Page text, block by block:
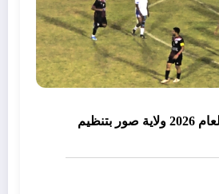
فيديو شجع فريقك لعام 2026 ولاية صور بتنظيم